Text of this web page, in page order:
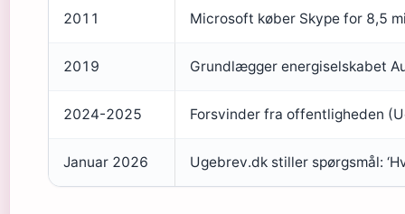
2011 Microsoft køber Skype for 8,5
2019 Grundlægger energiselskabet
2024-2025 Forsvinder fra offentligheden
Januar 2026 Ugebrev.dk stiller spørgsmål: